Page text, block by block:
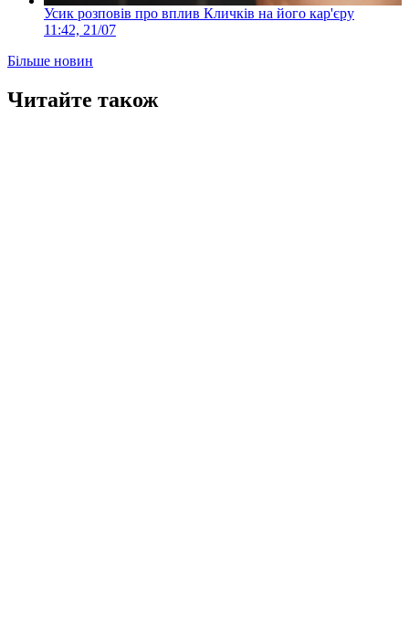
Усик розповів про вплив Кличків на його кар'єру
11:42, 21/07
Більше новин
Читайте також